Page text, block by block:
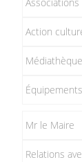
Action
Mr le Maire
Relations